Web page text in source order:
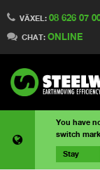
VÄXEL: 08 626 07
CHAT: ONLINE
You have
switch
Stay